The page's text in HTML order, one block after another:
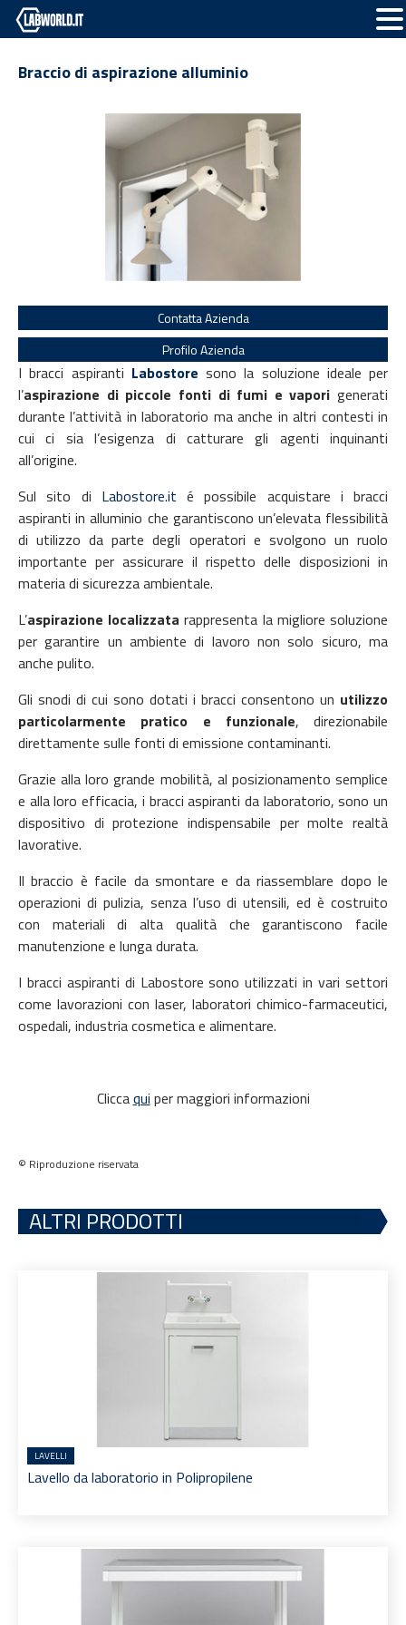
Braccio di aspirazione alluminio
Contatta Azienda
Profilo Azienda
I bracci aspiranti Labostore sono la soluzione ideale per
l’aspirazione di piccole fonti di fumi e vapori generati
durante l’attività in laboratorio ma anche in altri contesti in
cui ci sia l’esigenza di catturare gli agenti inquinanti
all’origine.
Sul sito di Labostore.it é possibile acquistare i bracci
aspiranti in alluminio che garantiscono un’elevata flessibilità
di utilizzo da parte degli operatori e svolgono un ruolo
importante per assicurare il rispetto delle disposizioni in
materia di sicurezza ambientale.
L’aspirazione localizzata rappresenta la migliore soluzione
per garantire un ambiente di lavoro non solo sicuro, ma
anche pulito.
Gli snodi di cui sono dotati i bracci consentono un utilizzo
particolarmente pratico e funzionale, direzionabile
direttamente sulle fonti di emissione contaminanti.
Grazie alla loro grande mobilità, al posizionamento semplice
e alla loro efficacia, i bracci aspiranti da laboratorio, sono un
dispositivo di protezione indispensabile per molte realtà
lavorative.
Il braccio è facile da smontare e da riassemblare dopo le
operazioni di pulizia, senza l’uso di utensili, ed è costruito
con materiali di alta qualità che garantiscono facile
manutenzione e lunga durata.
I bracci aspiranti di Labostore sono utilizzati in vari settori
come lavorazioni con laser, laboratori chimico-farmaceutici,
ospedali, industria cosmetica e alimentare.
Cliccaqui per maggiori informazioni
© Riproduzione riservata
ALTRI PRODOTTI
LAVELLI
Lavello da laboratorio in Polipropilene